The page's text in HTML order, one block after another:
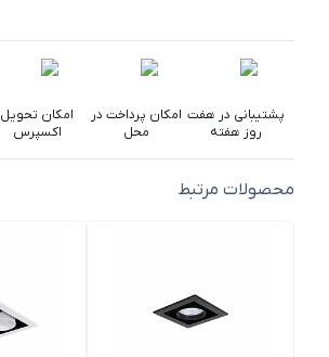
پشتیبانی در هفت
روز هفته
امکان پرداخت در
محل
امکان تحویل
اکسپرس
محصولات مرتبط